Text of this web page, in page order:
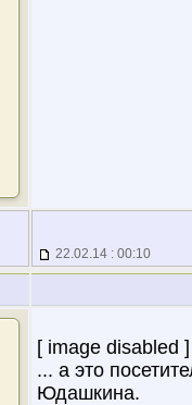
22.02.14 : 00:10
[ image disabled ]
... а это
Юдашкина.